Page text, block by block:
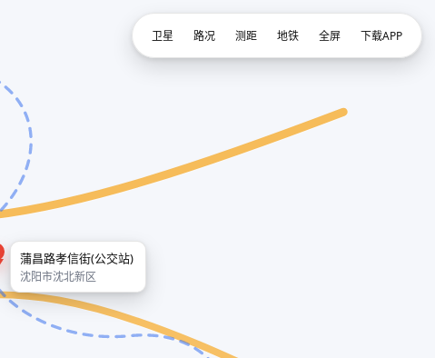
蒲昌路孝信街(公交站)
沈阳市沈北新区
卫星 路况 测距 地铁 全屏 下载APP